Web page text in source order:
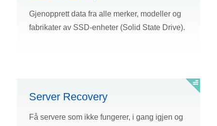
Gjenopprett data fra alle merker, modeller og
fabrikater av SSD-enheter (Solid State Drive).
Server Recovery
Få servere som ikke fungerer, i gang igjen og